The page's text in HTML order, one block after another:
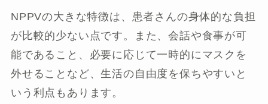
NPPVの大きな特徴は、患者さんの身体的な負担
が比較的少ない点です。また、会話や食事が可
能であること、必要に応じて一時的にマスクを
外せることなど、生活の自由度を保ちやすいと
いう利点もあります。